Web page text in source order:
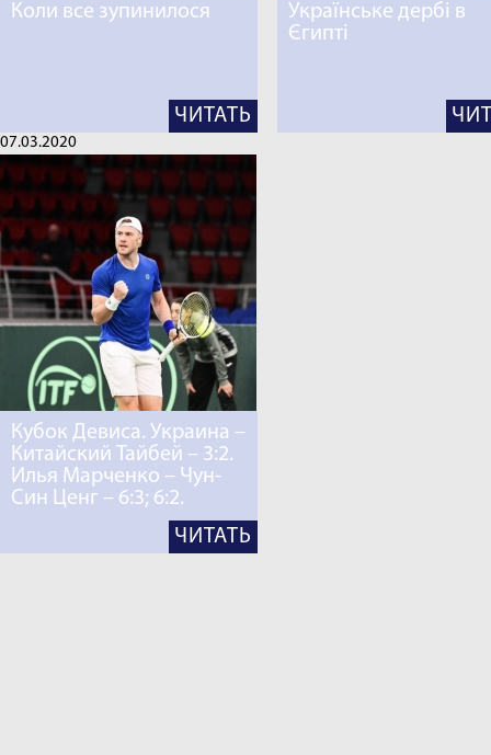
Коли все зупинилося
ЧИТАТЬ
Українське дербі в
Єгипті
07.03.2020
Кубок Девиса. Украина –
Китайский Тайбей – 3:2.
Илья Марченко – Чун-
Син Ценг – 6:3; 6:2.
ЧИТАТЬ